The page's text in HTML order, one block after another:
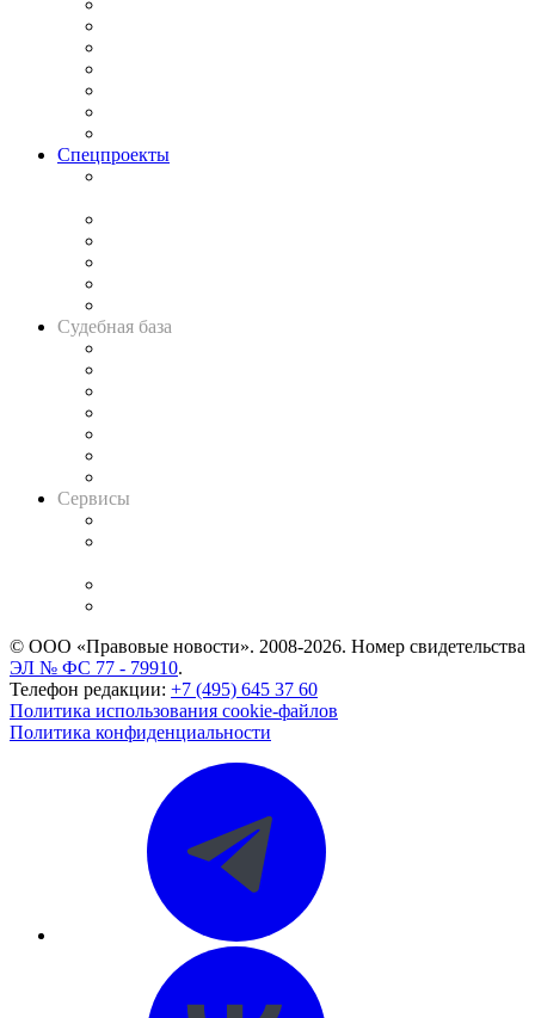
Спецпроекты
Судебная база
Сервисы
© ООО «Правовые новости». 2008-2026. Номер свидетельства
ЭЛ № ФС 77 - 79910.
Телефон редакции: +7 (495) 645 37 60
Политика использования cookie-файлов
Политика конфиденциальности